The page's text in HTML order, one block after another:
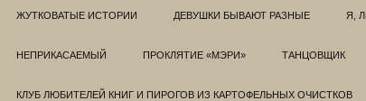
ЖУТКОВАТЫЕ ИСТОРИИ ДЕВУШКИ БЫВАЮТ РАЗНЫЕ Я,
НЕПРИКАСАЕМЫЙ ПРОКЛЯТИЕ «МЭРИ» ТАНЦОВЩИК
КЛУБ ЛЮБИТЕЛЕЙ КНИГ И ПИРОГОВ ИЗ КАРТОФЕЛЬНЫХ ОЧИСТКОВ